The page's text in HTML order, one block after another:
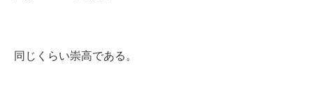
同じくらい崇高である。